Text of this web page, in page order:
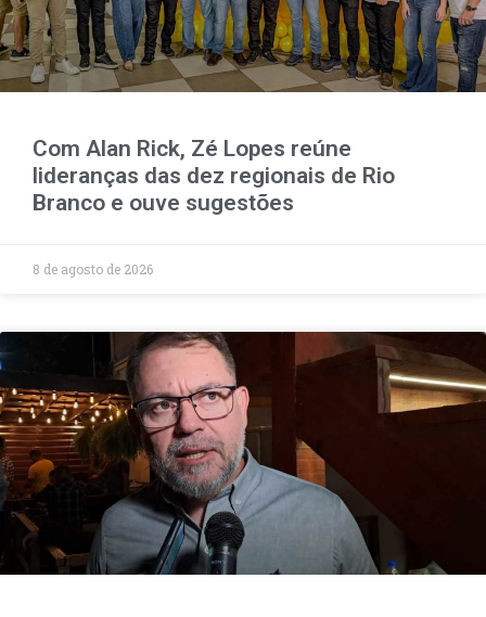
Com Alan Rick, Zé Lopes reúne
lideranças das dez regionais de Rio
Branco e ouve sugestões
8 de agosto de 2026